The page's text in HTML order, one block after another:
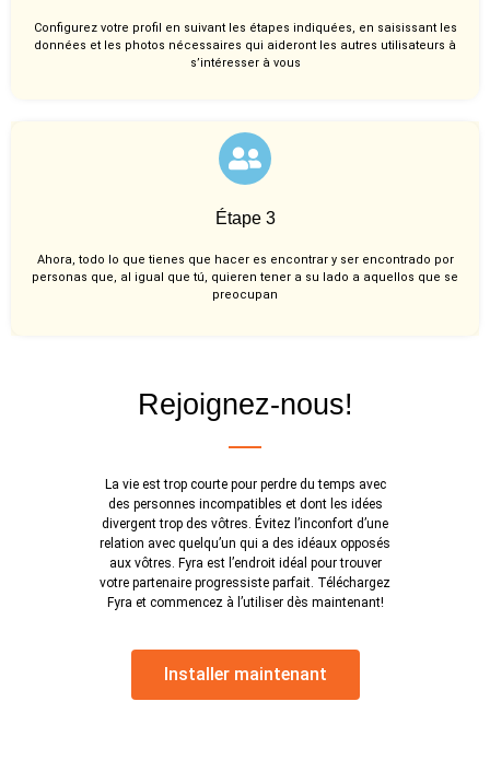
Configurez votre profil en suivant les étapes indiquées, en saisissant les
données et les photos nécessaires qui aideront les autres utilisateurs à
s’intéresser à vous
Étape 3
Ahora, todo lo que tienes que hacer es encontrar y ser encontrado por
personas que, al igual que tú, quieren tener a su lado a aquellos que se
preocupan
Rejoignez-nous!
La vie est trop courte pour perdre du temps avec
des personnes incompatibles et dont les idées
divergent trop des vôtres. Évitez l’inconfort d’une
relation avec quelqu’un qui a des idéaux opposés
aux vôtres. Fyra est l’endroit idéal pour trouver
votre partenaire progressiste parfait. Téléchargez
Fyra et commencez à l’utiliser dès maintenant!
Installer maintenant